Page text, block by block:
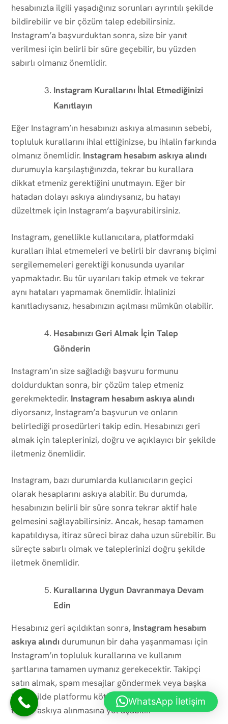
hesabınızla ilgili yaşadığınız sorunları ayrıntılı şekilde
bildirebilir ve bir çözüm talep edebilirsiniz.
Instagram’a başvurduktan sonra, size bir yanıt
verilmesi için belirli bir süre geçebilir, bu yüzden
sabırlı olmanız önemlidir.
Instagram Kurallarını İhlal Etmediğinizi
Kanıtlayın
Eğer Instagram’ın hesabınızı askıya almasının sebebi,
topluluk kurallarını ihlal ettiğinizse, bu ihlalin farkında
olmanız önemlidir. Instagram hesabım askıya alındı
durumuyla karşılaştığınızda, tekrar bu kurallara
dikkat etmeniz gerektiğini unutmayın. Eğer bir
hatadan dolayı askıya alındıysanız, bu hatayı
düzeltmek için Instagram’a başvurabilirsiniz.
Instagram, genellikle kullanıcılara, platformdaki
kuralları ihlal etmemeleri ve belirli bir davranış biçimi
sergilememeleri gerektiği konusunda uyarılar
yapmaktadır. Bu tür uyarıları takip etmek ve tekrar
aynı hataları yapmamak önemlidir. İhlalinizi
kanıtladıysanız, hesabınızın açılması mümkün olabilir.
Hesabınızı Geri Almak İçin Talep
Gönderin
Instagram’ın size sağladığı başvuru formunu
doldurduktan sonra, bir çözüm talep etmeniz
gerekmektedir. Instagram hesabım askıya alındı
diyorsanız, Instagram’a başvurun ve onların
belirlediği prosedürleri takip edin. Hesabınızı geri
almak için taleplerinizi, doğru ve açıklayıcı bir şekilde
iletmeniz önemlidir.
Instagram, bazı durumlarda kullanıcıların geçici
olarak hesaplarını askıya alabilir. Bu durumda,
hesabınızın belirli bir süre sonra tekrar aktif hale
gelmesini sağlayabilirsiniz. Ancak, hesap tamamen
kapatıldıysa, itiraz süreci biraz daha uzun sürebilir. Bu
süreçte sabırlı olmak ve taleplerinizi doğru şekilde
iletmek önemlidir.
Kurallarına Uygun Davranmaya Devam
Edin
Hesabınız geri açıldıktan sonra, Instagram hesabım
askıya alındı durumunun bir daha yaşanmaması için
Instagram’ın topluluk kurallarına ve kullanım
şartlarına tamamen uymanız gerekecektir. Takipçi
satın almak, spam mesajlar göndermek veya başka
bir şekilde platformu kötüye kullanmak, hesabınızın
tekrar askıya alınmasına yol açabilir.
WhatsApp İletişim